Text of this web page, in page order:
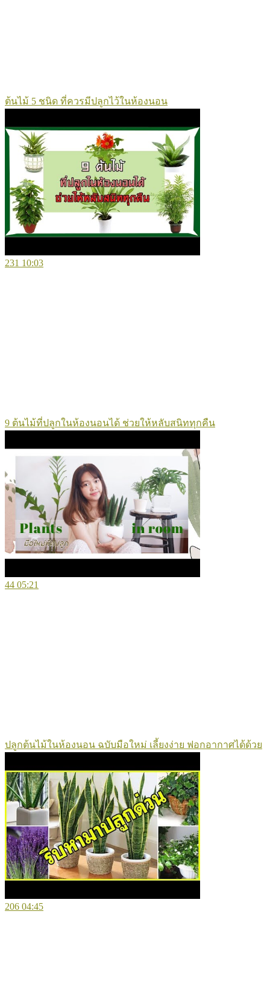
ต้นไม้ 5 ชนิด ที่ควรมีปลูกไว้ในห้องนอน
231 10:03
9 ต้นไม้ที่ปลูกในห้องนอนได้ ช่วยให้หลับสนิททุกคืน
44 05:21
ปลูกต้นไม้ในห้องนอน ฉบับมือใหม่ เลี้ยงง่าย ฟอกอากาศได้ด้วย
206 04:45